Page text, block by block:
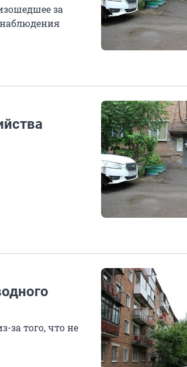
за
наблюдения
за того, что не